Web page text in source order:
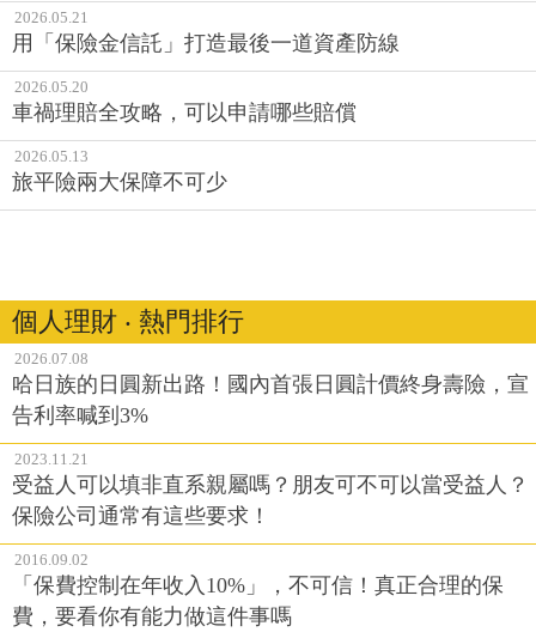
2026.05.21
用「保險金信託」打造最後一道資產防線
2026.05.20
車禍理賠全攻略，可以申請哪些賠償
2026.05.13
旅平險兩大保障不可少
個人理財 ‧ 熱門排行
2026.07.08
哈日族的日圓新出路！國內首張日圓計價終身壽險，宣
告利率喊到3%
2023.11.21
受益人可以填非直系親屬嗎？朋友可不可以當受益人？
保險公司通常有這些要求！
2016.09.02
「保費控制在年收入10%」，不可信！真正合理的保
費，要看你有能力做這件事嗎